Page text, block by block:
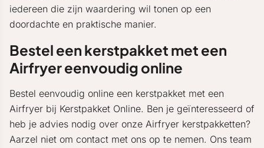
iedereen die zijn waardering wil tonen op een
doordachte en praktische manier.
Bestel een kerstpakket met een
Airfryer eenvoudig online
Bestel eenvoudig online een kerstpakket met een
Airfryer bij Kerstpakket Online. Ben je geïnteresseerd of
heb je advies nodig over onze Airfryer kerstpakketten?
Aarzel niet om contact met ons op te nemen. Ons team